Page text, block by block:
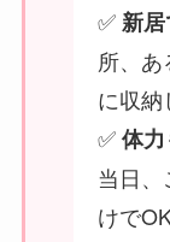
✅新
所、
に収納
✅体
当日
けで